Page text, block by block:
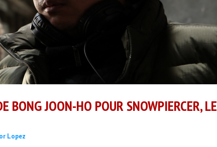
BONG JOON-HO POUR SNOWPIERCER, LE
Lopez